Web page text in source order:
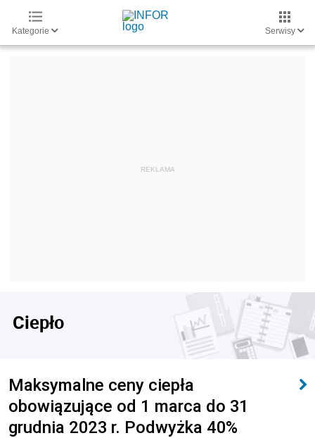
Kategorie Serwisy
Ciepło
Maksymalne ceny ciepła
obowiązujące od 1 marca do 31
grudnia 2023 r. Podwyżka 40%